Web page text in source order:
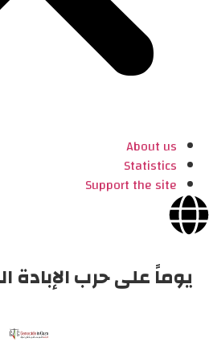
About us
Statistics
Support the site
يوماً على حرب الإبادة